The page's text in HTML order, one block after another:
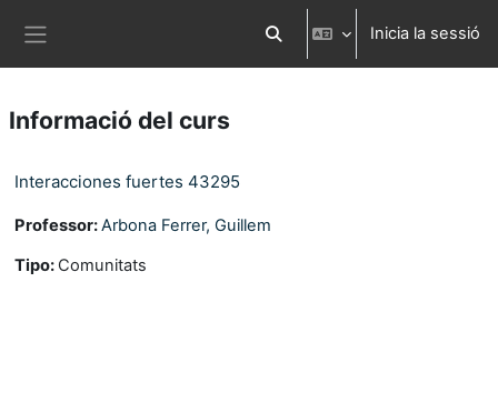
Commuta l'entrada de la cerca
Inicia la sessió
Informació del curs
Interacciones fuertes 43295
Professor:Arbona Ferrer, Guillem
Tipo: Comunitats